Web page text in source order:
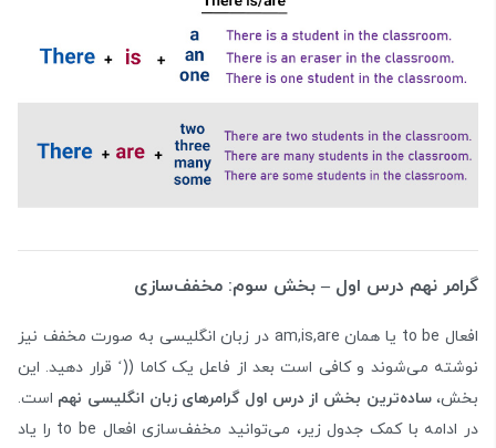
گرامر نهم درس اول – بخش سوم: مخفف‌سازی
افعال to be یا همان am,is,are در زبان انگلیسی به صورت مخفف نیز
نوشته می‌شوند و کافی است بعد از فاعل یک کاما ((‘ قرار دهید. این
بخش،ساده‌ترین بخش از درس اول گرامرهای زبان انگلیسی نهم است.
در ادامه با کمک جدول زیر، می‌توانید مخفف‌سازی افعال to be را یاد